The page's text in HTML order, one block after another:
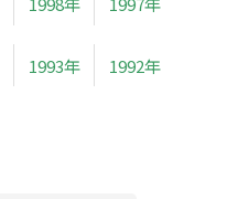
1993年 1992年